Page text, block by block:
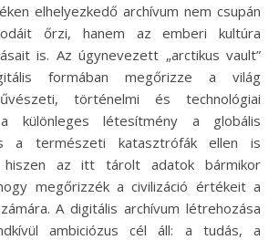
őrzi, hanem az emberi kultúra
is. Az úgynevezett „arctikus vault”
formában megőrizze a világ
történelmi és technológiai
különleges létesítmény a globális
a természeti katasztrófák ellen is
hiszen az itt tárolt adatok bármikor
megőrizzék a civilizáció értékeit a
A digitális archívum létrehozása
ambiciózus cél áll: a tudás, a